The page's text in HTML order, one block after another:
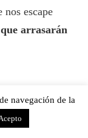
nos escape
arrasarán
tendencias
navegación de la